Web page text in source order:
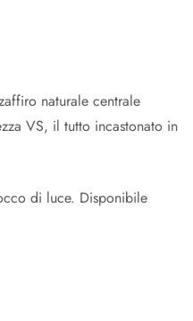
naturale centrale
VS, il tutto incastonato in
di luce. Disponibile